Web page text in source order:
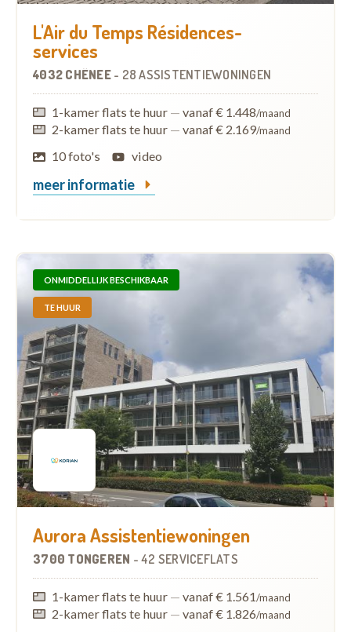
L'Air du Temps Résidences-
services
4032 CHÊNEE - 28 ASSISTENTIEWONINGEN
1-kamer flats te huur — vanaf € 1.448/maand
2-kamer flats te huur — vanaf € 2.169/maand
10 foto's video
meer informatie
ONMIDDELLIJK BESCHIKBAAR
TE HUUR
Aurora Assistentiewoningen
3700 TONGEREN - 42 SERVICEFLATS
1-kamer flats te huur — vanaf € 1.561/maand
2-kamer flats te huur — vanaf € 1.826/maand